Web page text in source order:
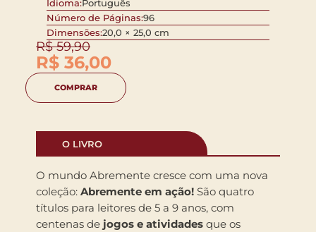
Idioma:Português
Número de Páginas:96
Dimensões:20,0 × 25,0 cm
R$59,90
R$ 36,00
COMPRAR
O LIVRO
O mundo Abremente cresce com uma nova
coleção: Abremente em ação! São quatro
títulos para leitores de 5 a 9 anos, com
centenas de jogos e atividades que os